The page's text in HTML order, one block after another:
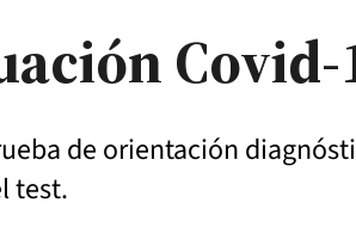
Covid-
de orientación
test.